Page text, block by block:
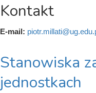
Kontakt
E-mail:
Stanowiska
jednostkach